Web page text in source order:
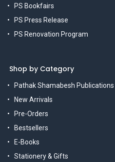
PS Bookfairs
PS Press Release
PS Renovation Program
Shop by Category
Pathak Shamabesh Publications
New Arrivals
Pre-Orders
Bestsellers
E-Books
Stationery & Gifts